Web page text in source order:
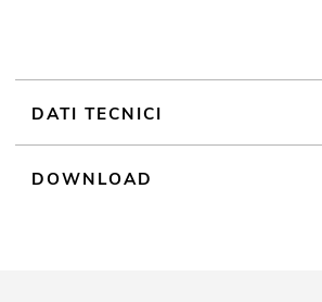
DATI TECNICI
DOWNLOAD